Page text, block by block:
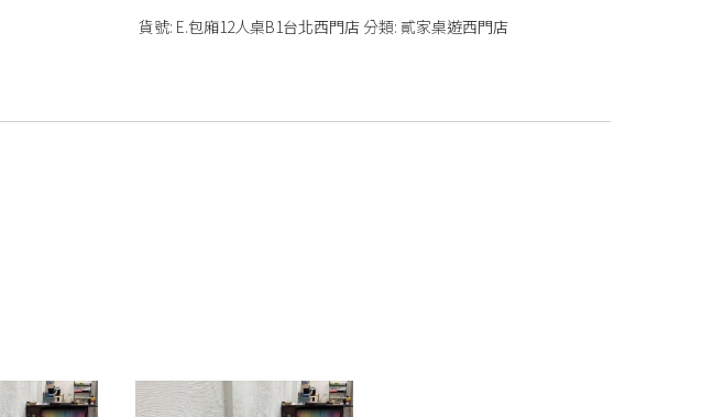
貨號: E.包廂12人桌B1台北西門店分類: 貳家桌遊西門店